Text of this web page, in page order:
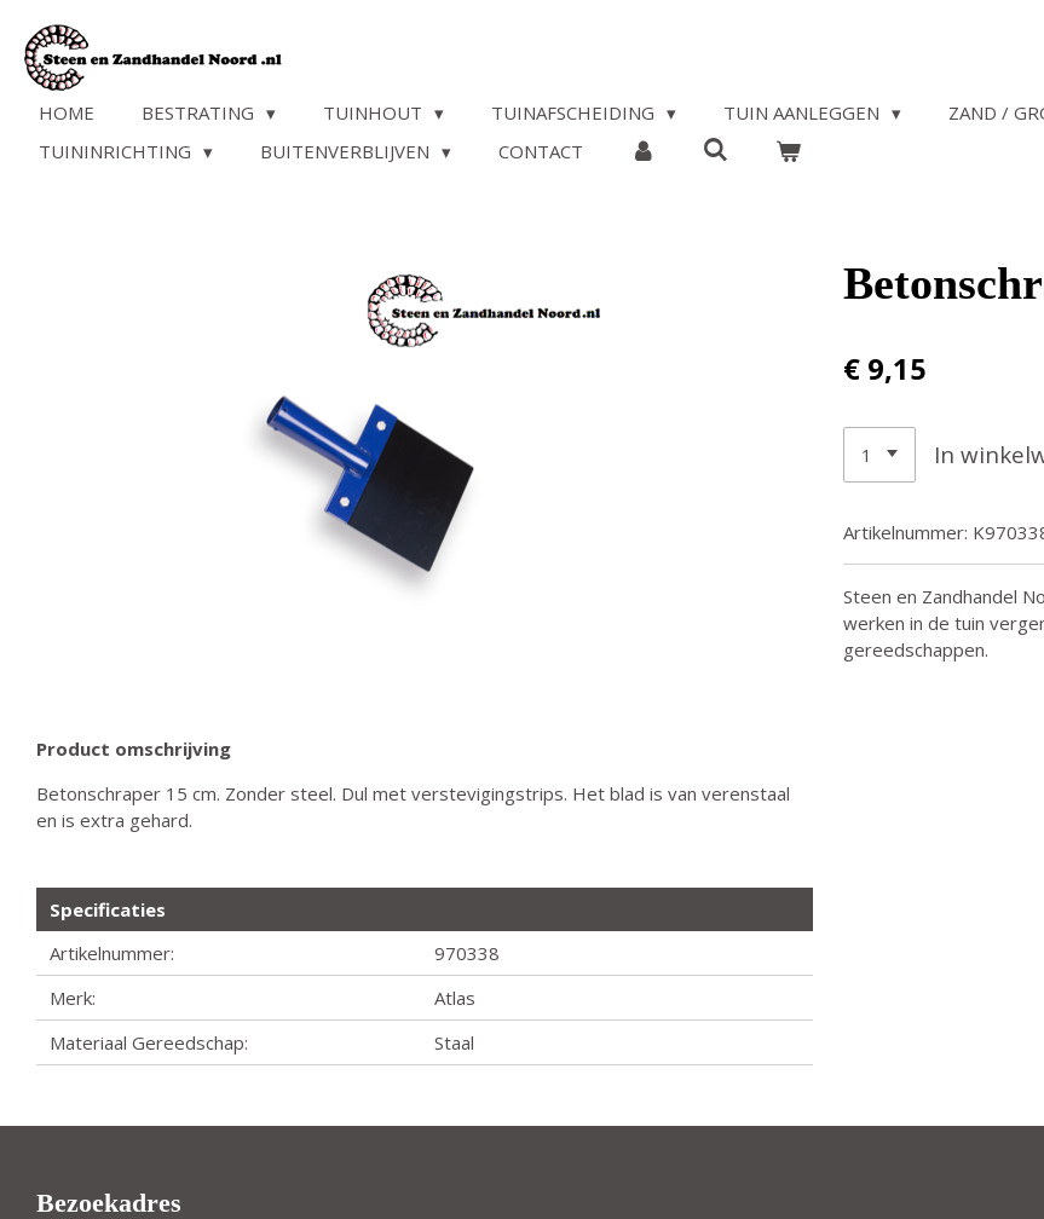
direct
naar
HOME BESTRATING TUINHOUT TUINAFSCHEIDING TUIN AANLEGGEN ZAND /
TUININRICHTING
BUITENVERBLIJVEN CONTACT
€ 9,15
In
Artikelnummer:
Steen en Zandhandel
werken in de tuin
gereedschappen.
Product omschrijving
Betonschraper 15 cm. Zonder steel. Dul met verstevigingstrips. Het blad is van verenstaal
en is extra gehard.
Specificaties
Artikelnummer:
970338
Merk:
Atlas
Materiaal Gereedschap:
Staal
Bezoekadres